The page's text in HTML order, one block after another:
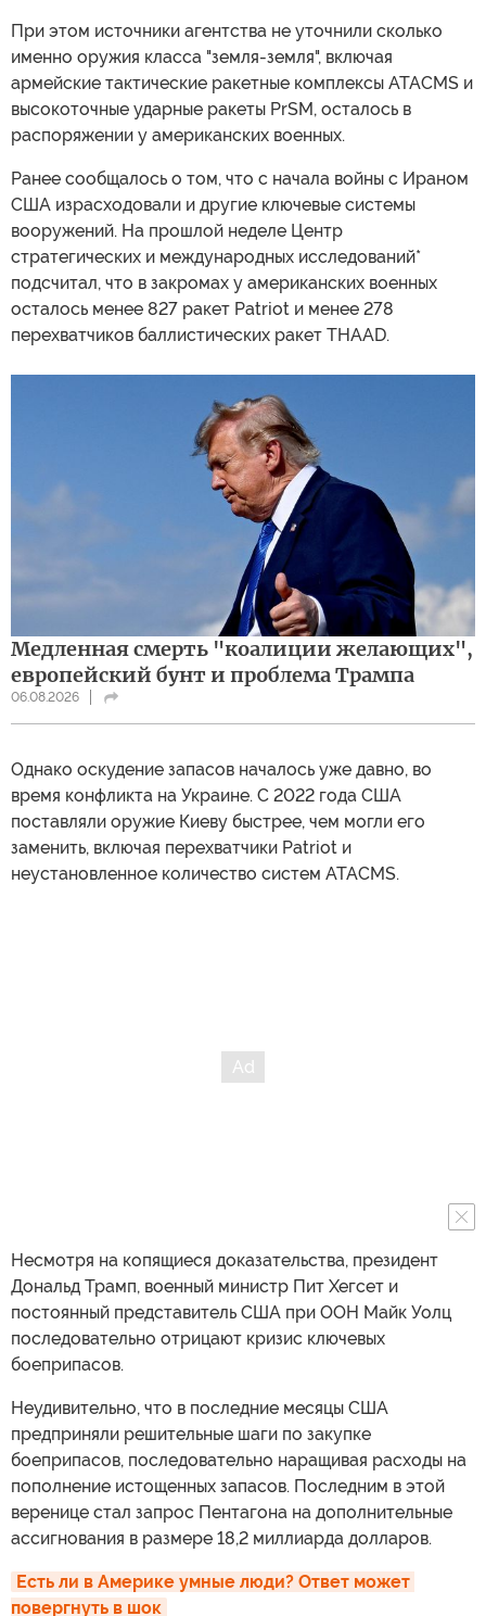
При этом источники агентства не уточнили сколько
именно оружия класса "земля-земля", включая
армейские тактические ракетные комплексы ATACMS и
высокоточные ударные ракеты PrSM, осталось в
распоряжении у американских военных.
Ранее сообщалось о том, что с начала войны с Ираном
США израсходовали и другие ключевые системы
вооружений. На прошлой неделе Центр
стратегических и международных исследований*
подсчитал, что в закромах у американских военных
осталось менее 827 ракет Patriot и менее 278
перехватчиков баллистических ракет THAAD.
Медленная смерть "коалиции желающих",
европейский бунт и проблема Трампа
06.08.2026
Однако оскудение запасов началось уже давно, во
время конфликта на Украине. С 2022 года США
поставляли оружие Киеву быстрее, чем могли его
заменить, включая перехватчики Patriot и
неустановленное количество систем ATACMS.
Несмотря на копящиеся доказательства, президент
Дональд Трамп, военный министр Пит Хегсет и
постоянный представитель США при ООН Майк Уолц
последовательно отрицают кризис ключевых
боеприпасов.
Неудивительно, что в последние месяцы США
предприняли решительные шаги по закупке
боеприпасов, последовательно наращивая расходы на
пополнение истощенных запасов. Последним в этой
веренице стал запрос Пентагона на дополнительные
ассигнования в размере 18,2 миллиарда долларов.
Есть ли в Америке умные люди? Ответ может
повергнуть в шок